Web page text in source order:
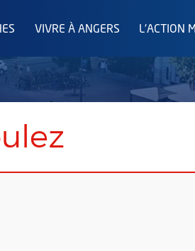
VIVRE À ANGERS L'ACTION